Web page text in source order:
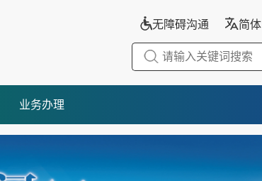
无障碍沟通 简体
业务办理